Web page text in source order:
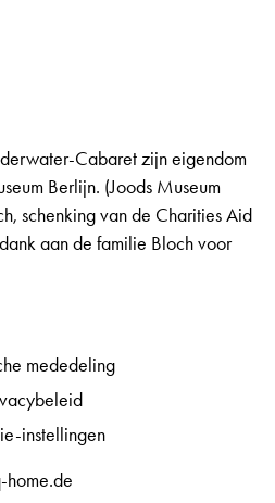
Cabaret zijn eigendom
Berlijn. (Joods Museum
schenking van de Charities Aid
aan de familie Bloch voor
home.de
mededeling
instellingen